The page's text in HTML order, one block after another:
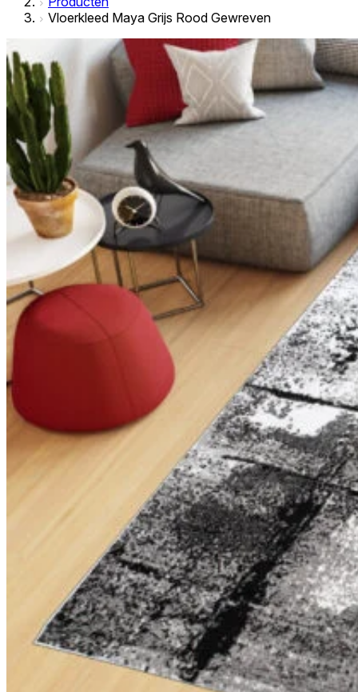
Vloerkleed Maya Grijs Rood Gewreven
Niet-geclassificeerde cookies zijn cookies die in het